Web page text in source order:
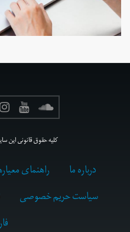
کلیه حقوق قانونی این
درباره ما راهنمای
سیاست حریم خصوصی